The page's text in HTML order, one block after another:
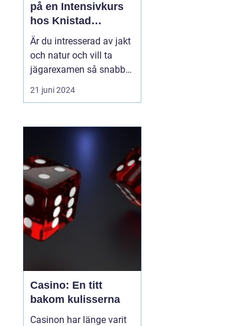
på en Intensivkurs
hos Knistad
Herrgård
Är du intresserad av jakt
och natur och vill ta
jägarexamen så snabbt
och kvalitativt som
möjligt? Årligen väljer
att delta i Knistad
Herrgårds erkänt
professionella
intensivkurs för
jägarexamen. Kursen,
som ofta går under na...
21 juni 2024
Casino: En titt
bakom kulisserna
Casinon har länge varit